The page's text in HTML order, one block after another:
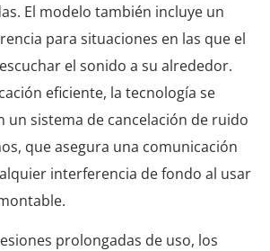
El modelo también incluye un
para situaciones en las que el
el sonido a su alrededor.
eficiente, la tecnología se
un sistema de cancelación de ruido
que asegura una comunicación
interferencia de fondo al usar
prolongadas de uso, los